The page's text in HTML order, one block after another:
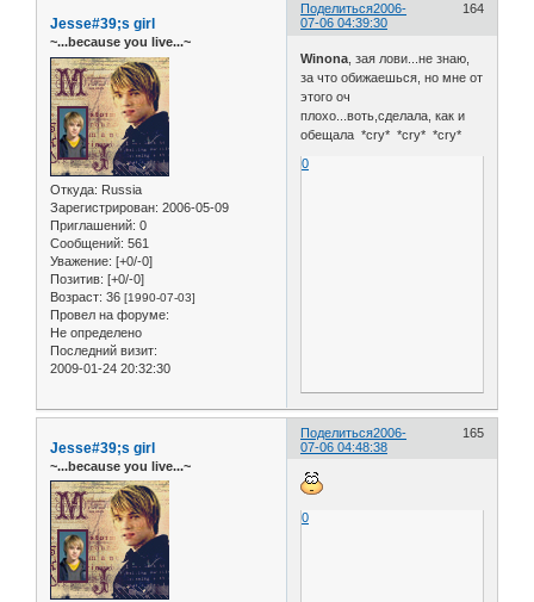
Поделиться 164
2006-
07-06 04:39:30
Jesse#39;s girl
~...because you live...~
Откуда: Russia
Зарегистрирован: 2006-05-09
Приглашений: 0
Сообщений: 561
Уважение: [+0/-0]
Позитив: [+0/-0]
Возраст: 36 [1990-07-03]
Провел на форуме:
Не определено
Последний визит:
2009-01-24 20:32:30
Winona , зая лови...не знаю,
за что обижаешься, но мне от
этого оч
плохо...воть,сделала, как и
обещала *cry* *cry* *cry*
0
Поделиться 165
2006-
07-06 04:48:38
Jesse#39;s girl
~...because you live...~
0